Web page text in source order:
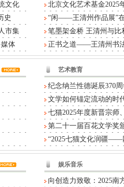
文化
史
市集
体
北京文化艺术基金2025
“闲——王清州作品展”
笔墨架金桥 王清州与比
正书之道——王清州书
艺术教育
纪念纳兰性德诞辰370
文学如何锚定流动的时
七猫2025年度新晋宗师
第二十一届百花文学奖
“2025七猫文化润疆——
娱乐音乐
向创造力致敬：2025南